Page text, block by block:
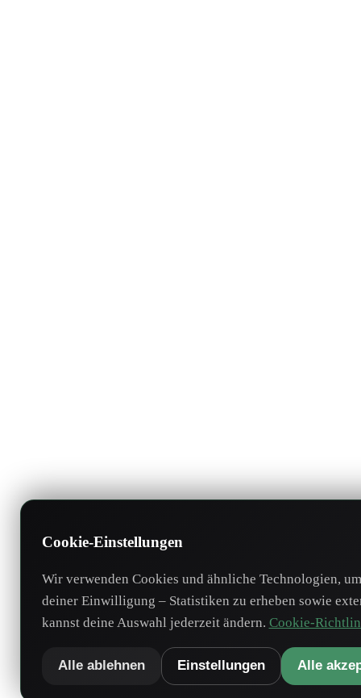
Cookie-Einstellungen
Wir verwenden Cookies und ähnliche Technologien,
deiner Einwilligung – Statistiken zu erheben sowie
kannst deine Auswahl jederzeit ändern. Cookie-
Alle ablehnen Einstellungen Alle